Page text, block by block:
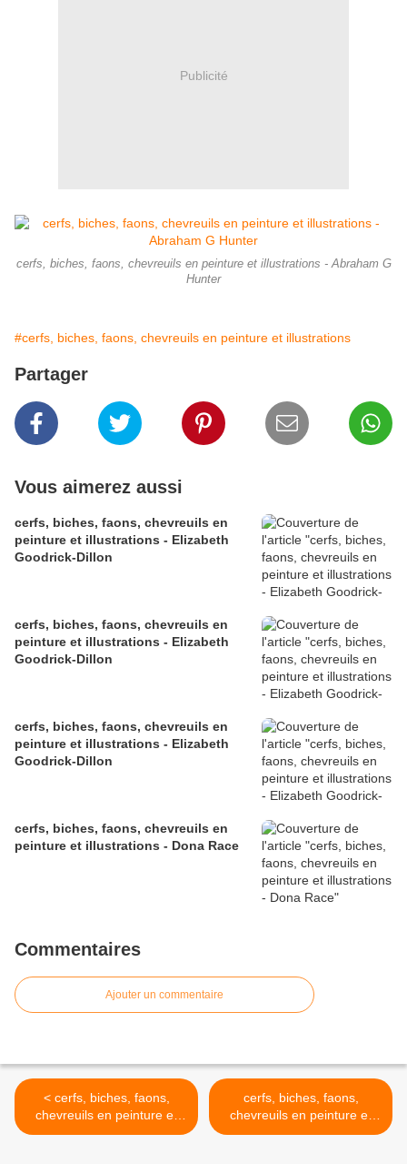
Publicité
cerfs, biches, faons, chevreuils en peinture et illustrations - Abraham G
Hunter
#cerfs, biches, faons, chevreuils en peinture et illustrations
Partager
Vous aimerez aussi
cerfs, biches, faons, chevreuils en
peinture et illustrations - Elizabeth
Goodrick-Dillon
cerfs, biches, faons, chevreuils en
peinture et illustrations - Elizabeth
Goodrick-Dillon
cerfs, biches, faons, chevreuils en
peinture et illustrations - Elizabeth
Goodrick-Dillon
cerfs, biches, faons, chevreuils en
peinture et illustrations - Dona Race
Commentaires
Ajouter un commentaire
< cerfs, biches, faons,
chevreuils en peinture et
illustrations - Abraham G
cerfs, biches, faons,
chevreuils en peinture et
illustrations - Abraham G